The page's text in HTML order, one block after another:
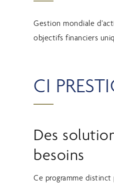
Gestion mondiale
objectifs financiers
CI
Des
besoins
Ce programme